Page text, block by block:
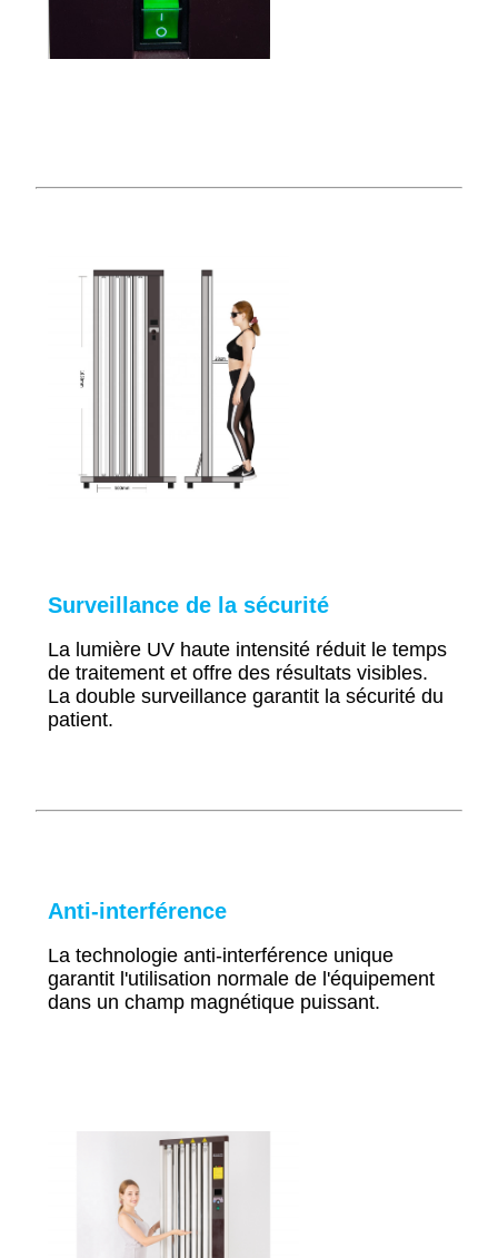
Surveillance de la sécurité
La lumière UV haute intensité réduit le temps
de traitement et offre des résultats visibles.
La double surveillance garantit la sécurité du
patient.
Anti-interférence
La technologie anti-interférence unique
garantit l'utilisation normale de l'équipement
dans un champ magnétique puissant.